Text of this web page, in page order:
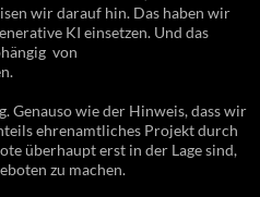
wir darauf hin. Das haben wir
KI einsetzen. Und das
von
Genauso wie der Hinweis, dass wir
ehrenamtliches Projekt durch
überhaupt erst in der Lage sind,
zu machen.